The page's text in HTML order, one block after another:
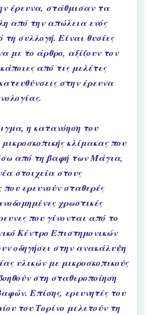
έρευνα, στάθμισαν τα
από την απώλεια ενός
συλλογή. Είναι θυσίες
με το άρθρο, αξίζουν τον
από τις μελέτες
στην έρευνα
η κατανόηση του
κλίμακας που
από τη βαφή των Μάγια,
στοιχεία στους
που ερευνούν σταθερές
χρωστικές
που γίνονται από το
Κέντρο Επιστημονικών
οδηγήσει στην ανακάλυψη
υλικών με μικροσκοπικούς
στη σταθεροποίηση
Επίσης, ερευνητές του
του Τορίνο μελετούν τη